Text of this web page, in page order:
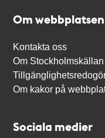
Om webbplatsen
Kontakta oss
Om Stockholmskällan
Om kakor på
Sociala medier